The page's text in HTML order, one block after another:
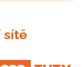
sítě